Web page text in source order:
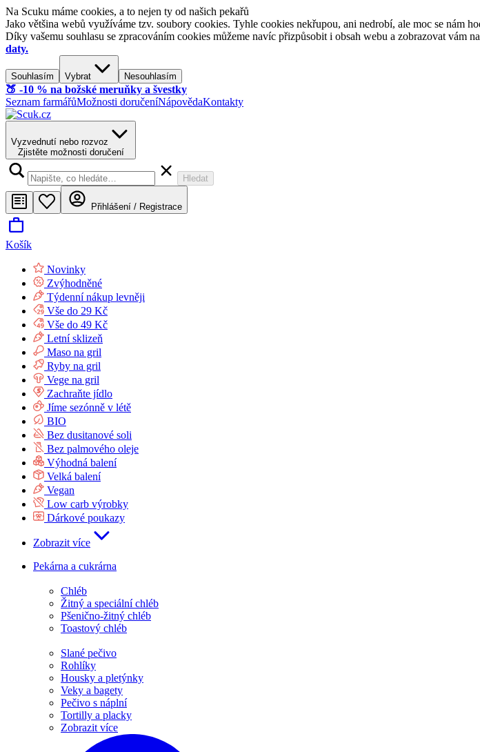
Na Scuku máme cookies, a to nejen ty od našich pekařů
Jako většina webů využíváme tzv. soubory cookies. Tyhle cookies nekřupou, ani nedrobí, ale moc se nám
Díky vašemu souhlasu se zpracováním cookies můžeme navíc přizpůsobit i obsah webu a zobrazovat vám
daty.
Souhlasím Vybrat Nesouhlasím
🍑​ -10 % na božské meruňky a švestky
Seznam farmářůMožnosti doručeníNápovědaKontakty
Vyzvednutí nebo rozvoz
Zjistěte možnosti doručení
Hledat
Přihlášení / Registrace
Košík
Novinky
Zvýhodněné
Týdenní nákup levněji
Vše do 29 Kč
Vše do 49 Kč
Letní sklizeň
Maso na gril
Ryby na gril
Vege na gril
Zachraňte jídlo
Jíme sezónně v létě
BIO
Bez dusitanové soli
Bez palmového oleje
Výhodná balení
Velká balení
Vegan
Low carb výrobky
Dárkové poukazy
Zobrazit více
Pekárna a cukrárna
Chléb
Žitný a speciální chléb
Pšenično-žitný chléb
Toastový chléb
Slané pečivo
Rohlíky
Housky a pletýnky
Veky a bagety
Pečivo s náplní
Tortilly a placky
Zobrazit více